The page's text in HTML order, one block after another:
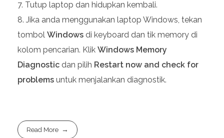
Tutup laptop dan hidupkan kembali.
Jika anda menggunakan laptop Windows, tekan
tombol Windows di keyboard dan tik memory di
kolom pencarian. Klik Windows Memory
Diagnostic dan pilih Restart now and check for
problems untuk menjalankan diagnostik.
Read More